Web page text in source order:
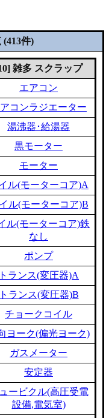
件)
雑多 スクラップ
エアコン
コンラジエーター
湯沸器･給湯器
黒モーター
モーター
ル(モーターコア)A
ル(モーターコア)B
ル(モーターコア)鉄
なし
ポンプ
トランス(変圧器)A
トランス(変圧器)B
チョークコイル
ヨーク(偏光ヨーク)
ガスメーター
安定器
ービクル(高圧受電
設備,電気室)